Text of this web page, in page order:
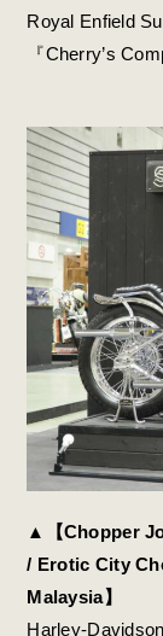
Royal Enfield
『Cherry’s
▲
【Chopper
/ Erotic City
Malaysia】
Harley-